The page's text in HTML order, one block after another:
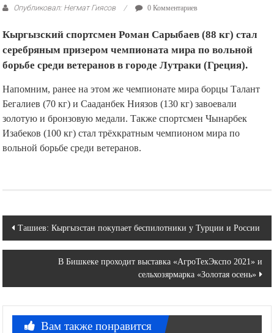
Опубликовал: Негмат Гиясов 0 Комментариев
Кыргызский спортсмен Роман Сарыбаев (88 кг) стал
серебряным призером чемпионата мира по вольной
борьбе среди ветеранов в городе Лутраки (Греция).
Напомним, ранее на этом же чемпионате мира борцы Талант
Бегалиев (70 кг) и Сааданбек Ниязов (130 кг) завоевали
золотую и бронзовую медали. Также спортсмен Чынарбек
Изабеков (100 кг) стал трёхкратным чемпионом мира по
вольной борьбе среди ветеранов.
Навигация
по
записям
Ташиев: Кыргызстан покупает беспилотники у Турции и России
В Бишкеке проходит выставка «АгроТехЭкспо 2021» и
сельхозярмарка «Золотая осень»
Вам также понравится